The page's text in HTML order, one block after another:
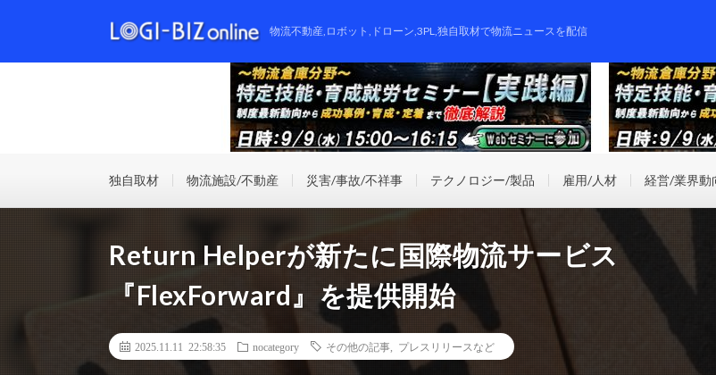
物流不動産,ロボット,ドローン,3PL,独自取材で物流ニュースを配信
独自取材 物流施設/不動産 災害/事故/不祥事 テクノロジー/製品 雇用/人材 経営/業界動
Return Helperが新たに国際物流サービス
『FlexForward』を提供開始
2025.11.11 22:58:35 nocategory その他の記事 プレスリリースなど